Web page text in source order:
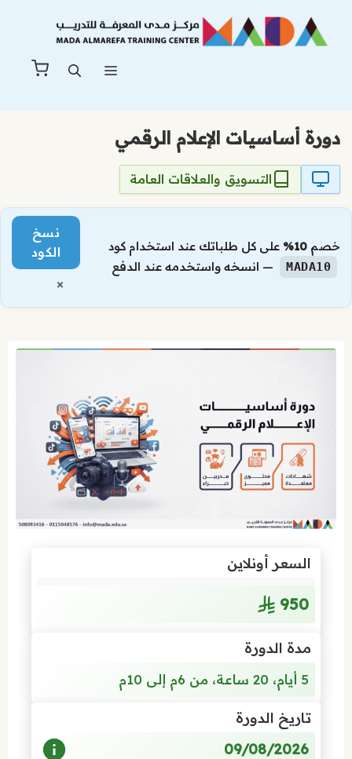
المحتوى
دورة أساسيات الإعلام الرقمي
التسويق والعلاقات العامة
خصم 10% على كل طلباتك عند استخدام كود
MADA10 — انسخه واستخدمه عند الدفع
نسخ
الكود
×
السعر أونلاين
950
مدة الدورة
5 أيام، 20 ساعة، من 6م إلى 10م
تاريخ الدورة
09/08/2026